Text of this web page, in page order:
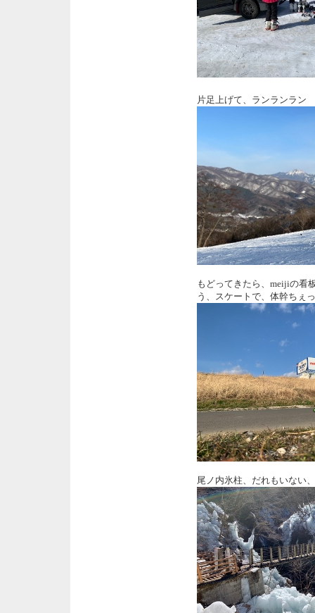
片足上げて、ランランラン
もどってきたら、meijiの
う、スケートで、体幹ちぇ
尾ノ内氷柱、だれもいない